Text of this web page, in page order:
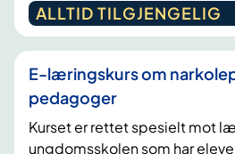
ALLTID TILGJENGELIG
E-læringskurs om
pedagoger
Kurset er rettet spesielt mot
ungdomsskolen som har